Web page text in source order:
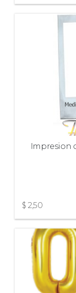
Impresion
$ 2,50